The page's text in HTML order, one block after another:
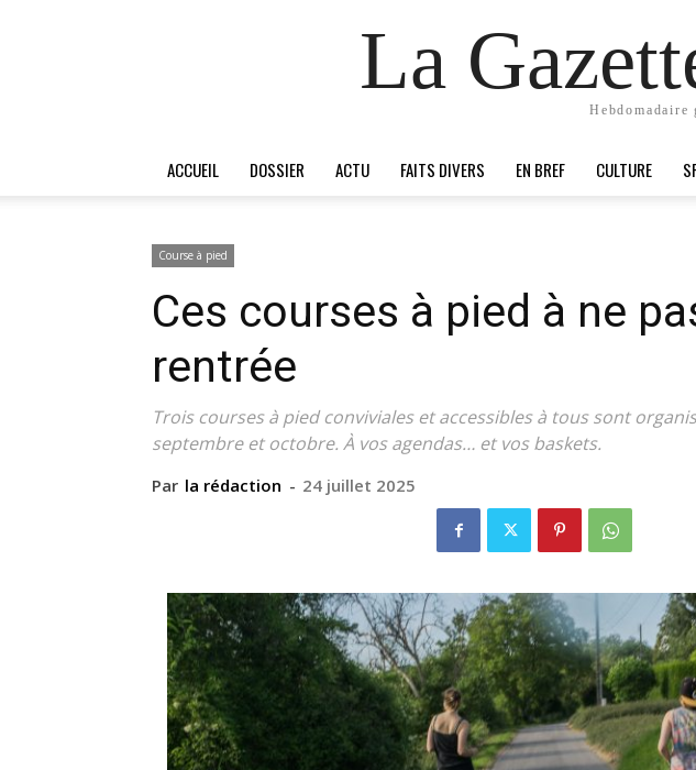
La
ACCUEIL DOSSIER ACTU FAITS DIVERS EN BREF CULTURE
Course à pied
Ces courses à pied à ne
rentrée
Trois courses à pied conviviales et accessibles à tous sont
septembre et octobre. À vos agendas… et vos baskets.
Par la rédaction - 24 juillet 2025